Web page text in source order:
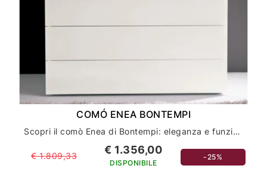
COMÓ ENEA BONTEMPI
Scopri il comò Enea di Bontempi: eleganza e funzionalità per l'arredamento della tua casa
€ 1.809,33 € 1.356,00
DISPONIBILE
-25%